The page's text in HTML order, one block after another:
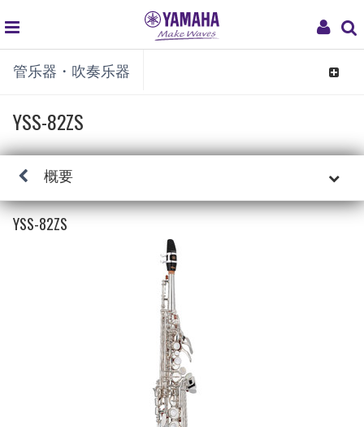
My
global
navigation
管乐器・吹奏乐器
Toggle
YSS-82ZS
概要
YSS-82ZS